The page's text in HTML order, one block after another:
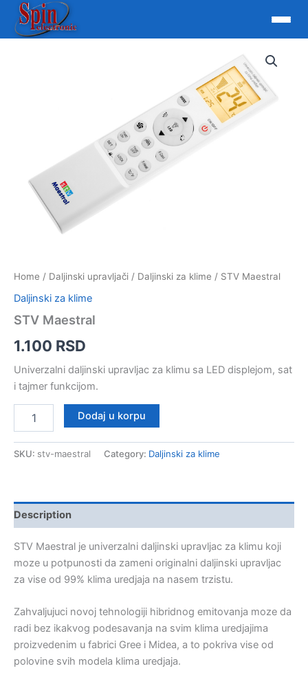
Home / Daljinski upravljači / Daljinski za klime / STV Maestral
Daljinski za klime
STV Maestral
1.100 RSD
Univerzalni daljinski upravljac za klimu sa LED displejom, sat
i tajmer funkcijom.
Maestral
Dodaj u korpu
SKU: stv-maestral Category: Daljinski za klime
Description
STV Maestral je univerzalni daljinski upravljac za klimu koji
moze u potpunosti da zameni originalni daljinski upravljac
za vise od 99% klima uredjaja na nasem trzistu.
Zahvaljujuci novoj tehnologiji hibridnog emitovanja moze da
radi bez ikakvog podesavanja na svim klima uredjajima
proizvedenim u fabrici Gree i Midea, a to pokriva vise od
polovine svih modela klima uredjaja.